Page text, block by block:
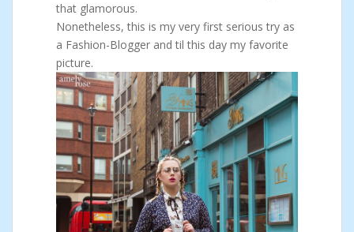
that glamorous.
Nonetheless, this is my very first serious try as
a Fashion-Blogger and til this day my favorite
picture.